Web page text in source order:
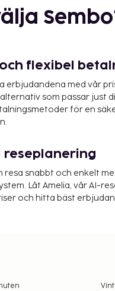
flexibel
erbjudandena med vår
som passar just
för en
reseplanering
resa snabbt och enkelt
Låt Amelia, vår AI-
och hitta bäst